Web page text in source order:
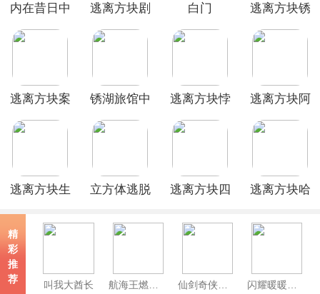
内在昔日中
逃离方块剧
白门
逃离方块锈
逃离方块案
锈湖旅馆中
(Rusty
逃离方块悖
逃离方块阿
逃离方块生
版
立方体逃脱
逃离方块四
逃离方块哈
方版
精
彩
推
荐
叫我大酋长 航海王燃烧意志官方正版